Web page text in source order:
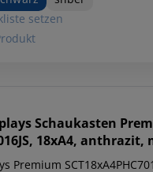
setzen
Schaukasten
18xA4,
Premium